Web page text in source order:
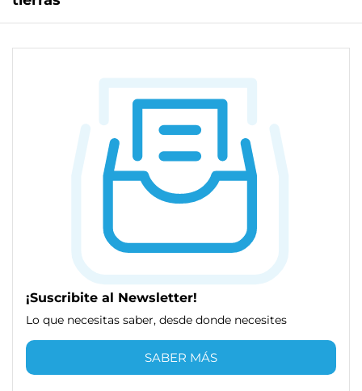
¡Suscribite al Newsletter!
Lo que necesitas saber, desde donde necesites
SABER MÁS